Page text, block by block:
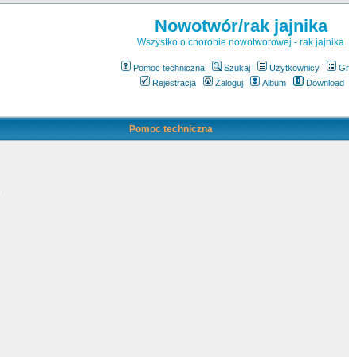
Nowotwór/rak jajnika
Wszystko o chorobie nowotworowej - rak jajnika
Pomoc techniczna Szukaj Użytkownicy
Rejestracja
Zaloguj Album Download
Pomoc techniczna